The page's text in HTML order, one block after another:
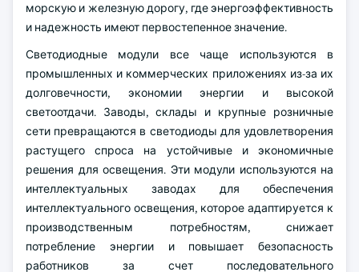
морскую и железную дорогу, где энергоэффективность
и надежность имеют первостепенное значение.
Светодиодные модули все чаще используются в
промышленных и коммерческих приложениях из-за их
долговечности, экономии энергии и высокой
светоотдачи. Заводы, склады и крупные розничные
сети превращаются в светодиоды для удовлетворения
растущего спроса на устойчивые и экономичные
решения для освещения. Эти модули используются на
интеллектуальных заводах для обеспечения
интеллектуального освещения, которое адаптируется к
производственным потребностям, снижает
потребление энергии и повышает безопасность
работников за счет последовательного